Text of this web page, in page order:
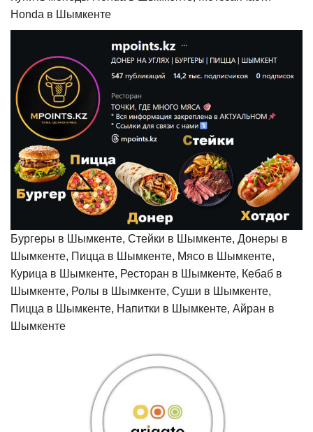
Honda в Шымкенте
Бургеры в Шымкенте, Стейки в Шымкенте, Донеры в
Шымкенте, Пицца в Шымкенте, Мясо в Шымкенте,
Курица в Шымкенте, Ресторан в Шымкенте, Кебаб в
Шымкенте, Ролы в Шымкенте, Суши в Шымкенте,
Пицца в Шымкенте, Напитки в Шымкенте, Айран в
Шымкенте